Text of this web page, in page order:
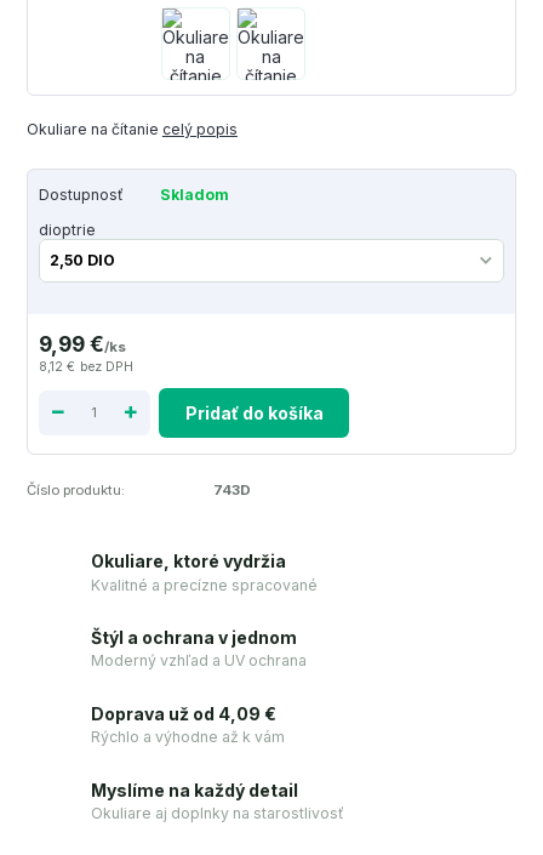
Okuliare na čítanie celý popis
Dostupnosť
Skladom
dioptrie
9,99 €/ks
8,12 € bez DPH
Pridať do košíka
Číslo produktu: 743D
Okuliare, ktoré vydržia
Kvalitné a precízne spracované
Štýl a ochrana v jednom
Moderný vzhľad a UV ochrana
Doprava už od 4,09 €
Rýchlo a výhodne až k vám
Myslíme na každý detail
Okuliare aj doplnky na starostlivosť